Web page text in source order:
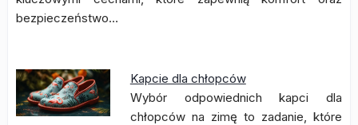
bezpieczeństwo…
Kapcie dla chłopców
Wybór odpowiednich kapci dla
chłopców na zimę to zadanie, które